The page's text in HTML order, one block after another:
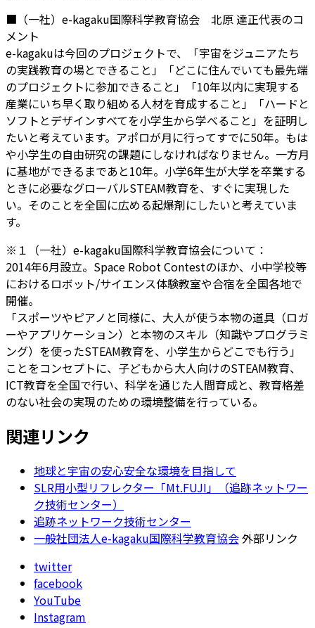
■（一社）e-kagaku国際科学教育協会 北原 達正代表のコ
メント
e-kagakuは今回のプロジェクトで、「宇宙をジュニアたち
の実践教育の場とできること」「どこに住んでいても最先端
のプロジェクトに参加できること」「10年以内に実現する
産業にいち早く取り組める人材を育成すること」「ハードと
ソフトとデザインすべてを小学生から学べること」を証明し
たいと考えています。アポロが月に行ってすでに50年。もは
や小学生の自由研究の課題にしなければなりません。一方月
に基地ができるまであと10年。小学6年生が大学を卒業する
ときに必要なグローバルSTEAM教育を、すぐに実現した
い。そのことを全国に広める起爆剤にしたいと考えていま
す。
※１（一社）e-kagaku国際科学教育協会について：
2014年6月設立。Space Robot Contestのほか、小中学校等
におけるロボット/サイエンス体験教室や合宿を全国各地で
開催。
「スポーツやピアノと同様に、大人が使う本物の道具（ロガ
ーやアプリケーション）と本物のスキル（知識やプログラミ
ング）を使ったSTEAM教育を、小学生からどこでも行う」
ことをコンセプトに、子どもから大人向けのSTEAM教育、
ICT教育を全国で行い、科学を通じた人間育成と、教育格差
のない社会の実現のための環境整備を行っている。
関連リンク
地球と宇宙の安心安全な環境を目指して
SLR用小型リフレクター「Mt.FUJI」（追跡ネットワー
ク技術センター）
追跡ネットワーク技術センター
一般社団法人e-kagaku国際科学教育協会外部リンク
twitter
facebook
YouTube
Instagram